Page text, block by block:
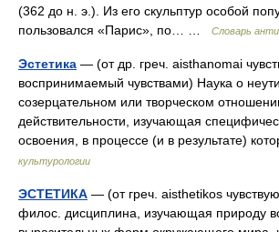
(362 до н. э.). Из его скульптур особой
пользовался «Парис», по… …
Словарь
Эстетика — (от др. греч. aisthanomai
воспринимаемый чувствами) Наука о
созерцательном или творческом
действительности, изучающая
освоения, в процессе (и в результате)
культурологии
ЭСТЕТИКА — (от греч. aisthetikos
филос. дисциплина, изучающая природу